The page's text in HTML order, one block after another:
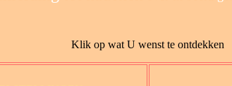
Klik op wat U wenst te ontdekken